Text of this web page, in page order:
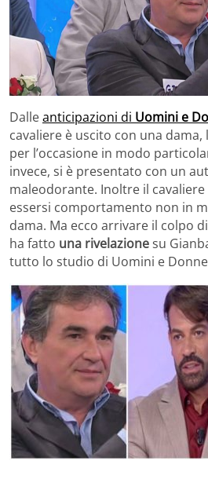
Dalleanticipazioni di Uomini e
cavaliere è uscito con una dama,
per l’occasione in modo
invece, si è presentato con un
maleodorante. Inoltre il
essersi comportamento non in
dama. Ma ecco arrivare il colpo
ha fatto una rivelazionesu
tutto lo studio di Uomini e